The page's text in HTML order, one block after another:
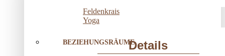
Feldenkrais
Yoga
BEZIEHUNGSRÄUMEDetails